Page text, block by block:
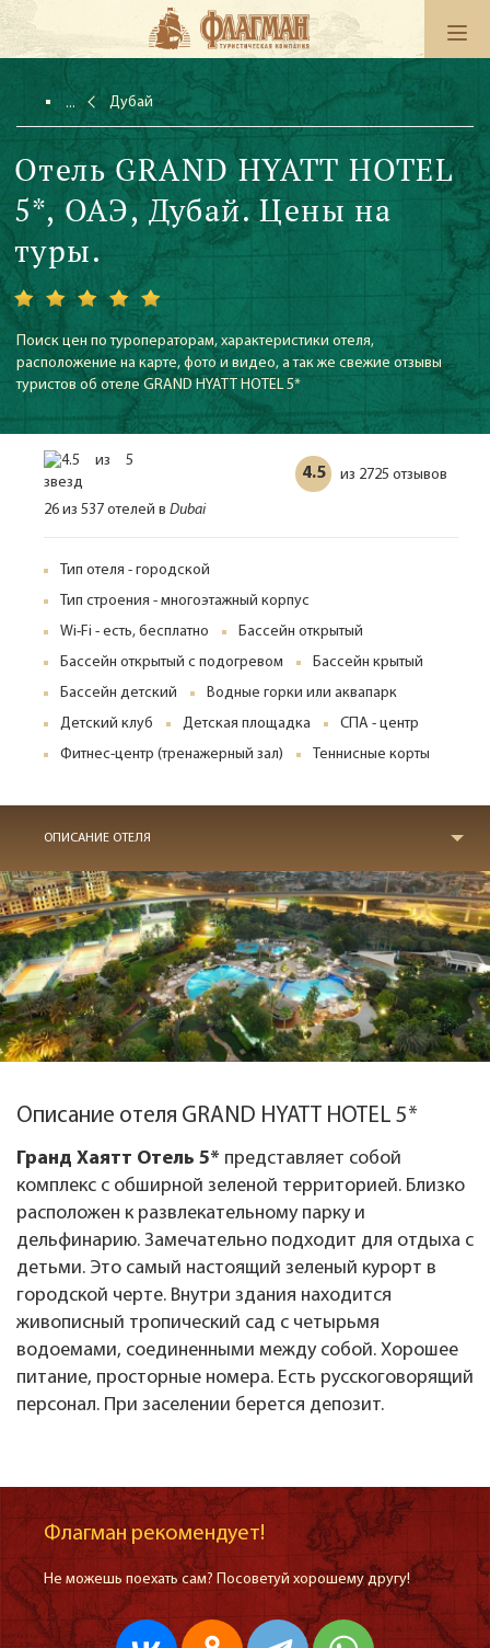
Дубай
Отель GRAND HYATT HOTEL
5*, ОАЭ, Дубай. Цены на
туры.
Поиск цен по туроператорам, характеристики отеля,
расположение на карте, фото и видео, а так же свежие отзывы
туристов об отеле GRAND HYATT HOTEL 5*
4.5 из 2725 отзывов
26 из 537 отелей в Dubai
Тип отеля - городской
Тип строения - многоэтажный корпус
Wi-Fi - есть, бесплатно
Бассейн открытый
Бассейн открытый с подогревом
Бассейн крытый
Бассейн детский
Водные горки или аквапарк
Детский клуб
Детская площадка
СПА - центр
Фитнес-центр (тренажерный зал)
Теннисные корты
ОПИСАНИЕ ОТЕЛЯ
Описание отеля GRAND HYATT HOTEL 5*
Гранд Хаятт Отель 5* представляет собой
комплекс с обширной зеленой территорией. Близко
расположен к развлекательному парку и
дельфинарию. Замечательно подходит для отдыха с
детьми. Это самый настоящий зеленый курорт в
городской черте. Внутри здания находится
живописный тропический сад с четырьмя
водоемами, соединенными между собой. Хорошее
питание, просторные номера. Есть русскоговорящий
персонал. При заселении берется депозит.
Флагман рекомендует!
Не можешь поехать сам? Посоветуй хорошему другу!